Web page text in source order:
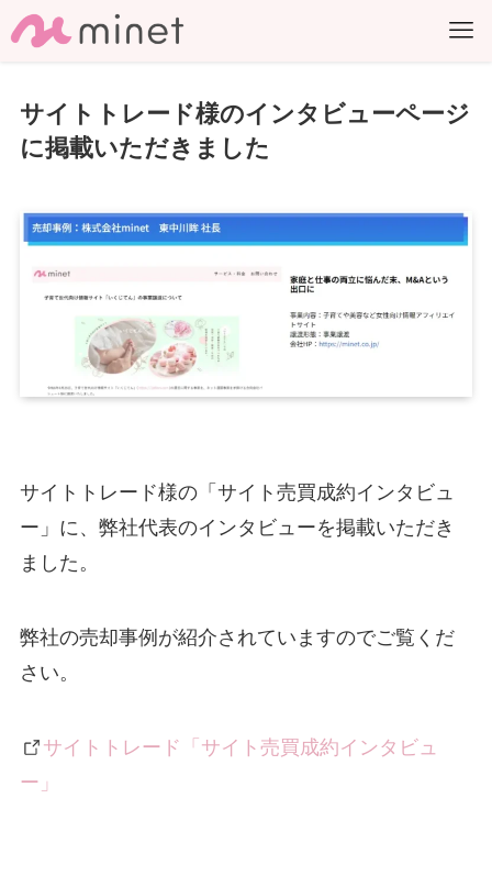
サイトトレード様のインタビューページ
に掲載いただきました
サイトトレード様の「サイト売買成約インタビュ
ー」に、弊社代表のインタビューを掲載いただき
ました。
弊社の売却事例が紹介されていますのでご覧くだ
さい。
サイトトレード「サイト売買成約インタビュ
ー」